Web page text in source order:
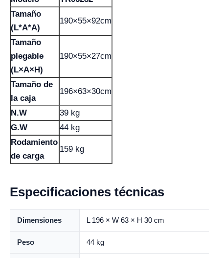
Tamaño
(L*A*A)
190×55×92cm
Tamaño
plegable
(L×A×H)
190×55×27cm
Tamaño de
la caja
196×63×30cm
N.W
39 kg
G.W
44 kg
Rodamiento
de carga
159 kg
Especificaciones técnicas
Dimensiones L 196 × W 63 × H 30 cm
Peso 44 kg